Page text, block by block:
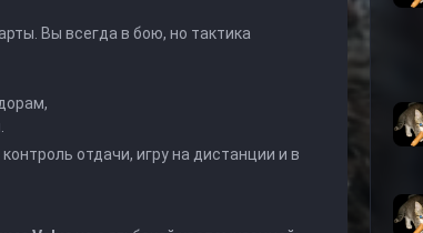
Вы всегда в бою, но тактика
отдачи, игру на дистанции и в